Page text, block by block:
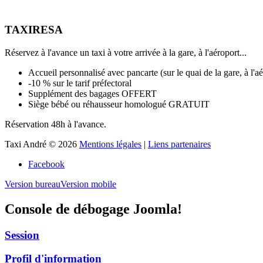
TAXIRESA
Réservez à l'avance un taxi à votre arrivée à la gare, à l'aéroport...
Accueil personnalisé avec pancarte (sur le quai de la gare, à
-10 % sur le tarif préfectoral
Supplément des bagages OFFERT
Siège bébé ou réhausseur homologué GRATUIT
Réservation 48h à l'avance.
Taxi André © 2026 Mentions légales | Liens partenaires
Facebook
Version bureauVersion mobile
Console de débogage Joomla!
Session
Profil d'information